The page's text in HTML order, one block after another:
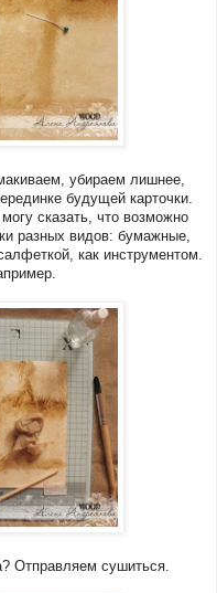
убираем лишнее,
будущей карточки.
сказать, что возможно
разных видов: бумажные,
как инструментом.
Отправляем сушиться.